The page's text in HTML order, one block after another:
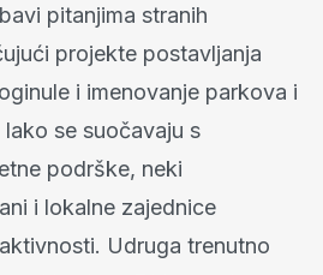
pitanjima stranih
projekte postavljanja
i imenovanje parkova i
se suočavaju s
podrške, neki
i lokalne zajednice
Udruga trenutno